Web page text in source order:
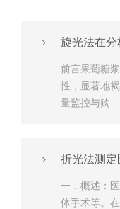
旋光法在分
前言果葡糖
性，显著地
量监控与购...
折光法测
一．概述：
体手术等。